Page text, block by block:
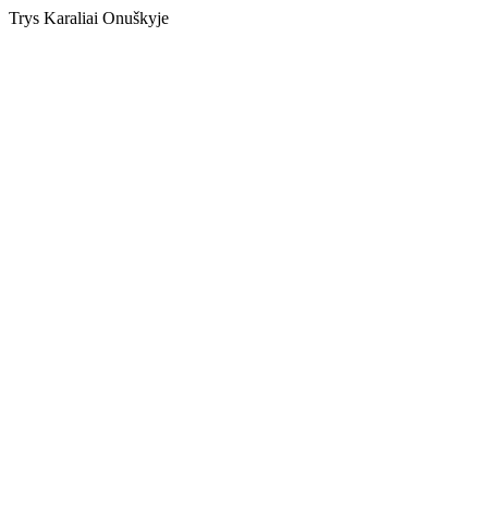
Trys Karaliai Onuškyje